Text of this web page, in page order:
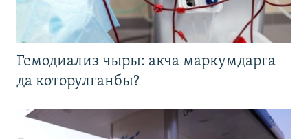
Гемодиализ чыры: акча маркумдарга
да которулганбы?